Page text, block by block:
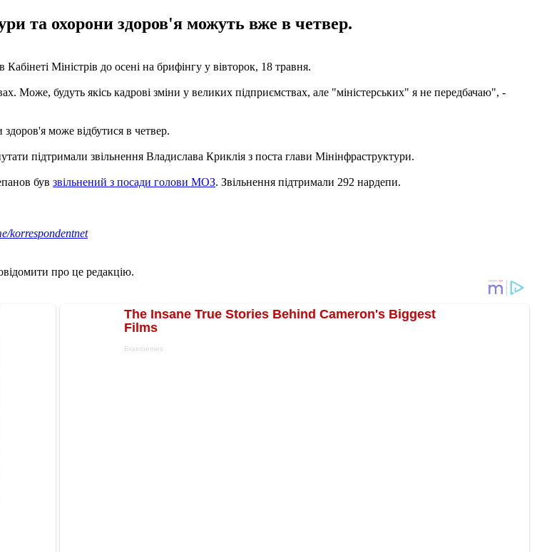
та охорони здоров'я можуть вже в четвер.
Міністрів до осені на брифінгу у вівторок, 18 травня.
Може, будуть якісь кадрові зміни у великих підприємствах, але "міністерських" я не передбачаю", -
може відбутися в четвер.
підтримали звільнення Владислава Криклія з поста глави Мінінфраструктури.
був звільнений з посади голови МОЗ. Звільнення підтримали 292 нардепи.
korrespondentnet
про це редакцію.